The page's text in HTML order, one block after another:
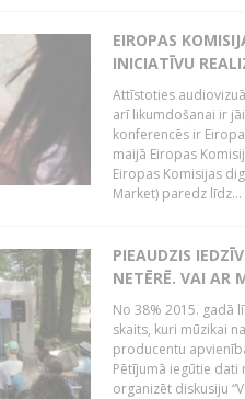
EIROPAS
INICIATĪVU
Attīstoties
arī likumdošanai ir
konferencēs ir
maijā Eiropas
Eiropas Komisijas
Market) paredz līdz...
PIEAUDZIS
NETĒRĒ. VAI AR
No 38% 2015. gadā
skaits, kuri mūzikai
producentu
Pētījumā iegūtie dati
organizēt diskusiju